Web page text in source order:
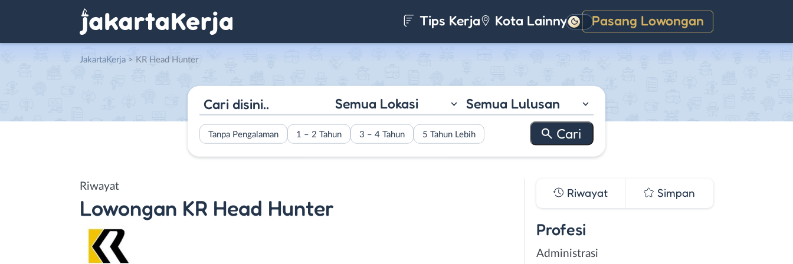
Tips Kerja Kota Lainnya Pasang Lowongan
Gelap
JakartaKerja > KR Head Hunter
Semua Lokasi Semua Lulusan
Tanpa Pengalaman 1 – 2 Tahun 3 – 4 Tahun 5 Tahun Lebih
Riwayat
Lowongan KR Head Hunter
Riwayat Simpan
Profesi
Administrasi